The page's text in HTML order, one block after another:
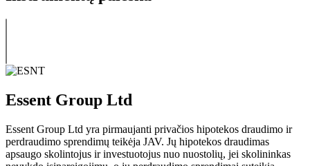
Essent Group Ltd
Essent Group Ltd yra pirmaujanti privačios hipotekos draudimo ir
perdraudimo sprendimų teikėja JAV. Jų hipotekos draudimas
apsaugo skolintojus ir investuotojus nuo nuostolių, jei skolininkas